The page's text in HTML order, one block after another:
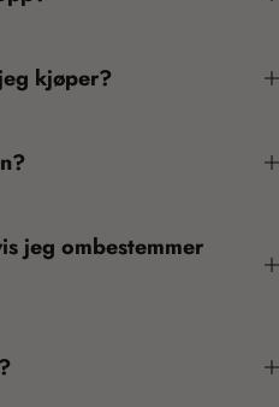
kjøper?
jeg ombestemmer